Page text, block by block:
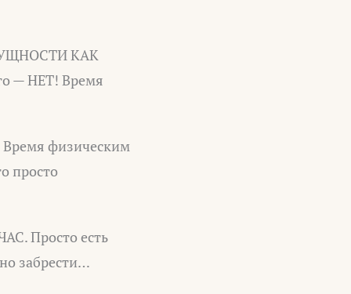
КАК
— НЕТ! Время
Время физическим
просто
Просто есть
забрести…